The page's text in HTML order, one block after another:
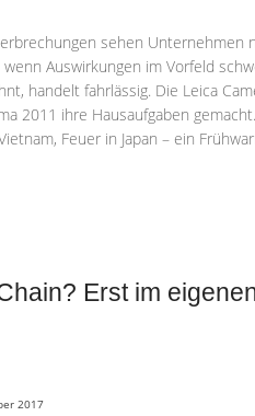
sehen Unternehmen
Auswirkungen im Vorfeld
handelt fahrlässig. Die Leica
2011 ihre Hausaufgaben
Feuer in Japan – ein
Erst im
2017